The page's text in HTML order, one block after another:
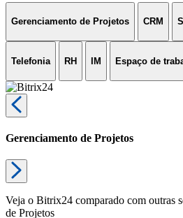
Gerenciamento de Projetos CRM
Telefonia RH IM Espaço de
Gerenciamento de Projetos
Veja o Bitrix24 comparado com outras
de Projetos